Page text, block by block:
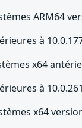
ARM64
à
x64
à
x64